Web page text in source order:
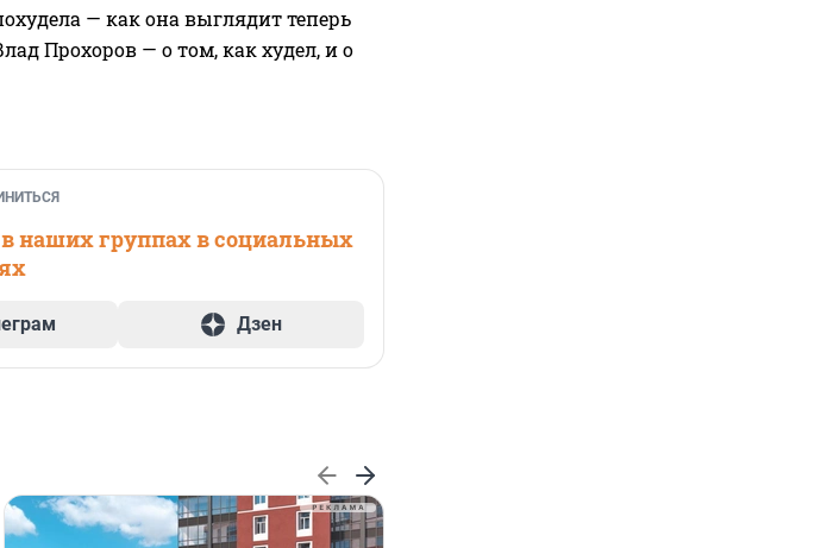
— как она выглядит теперь
Прохоров — о том, как худел, и о
наших группах в социальных
Дзен